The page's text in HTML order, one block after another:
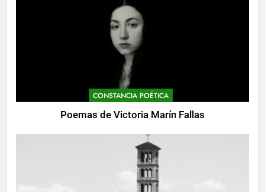
CONSTANCIA POÉTICA
Poemas de Victoria Marín Fallas